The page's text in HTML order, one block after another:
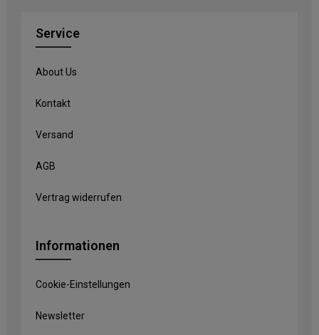
Service
About Us
Kontakt
Versand
AGB
Vertrag widerrufen
Informationen
Cookie-Einstellungen
Newsletter